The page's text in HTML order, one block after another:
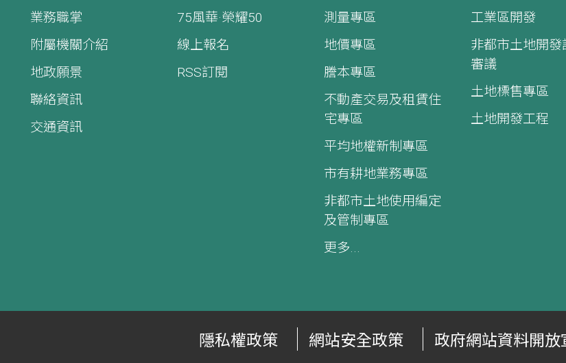
業務職掌
附屬機關介紹
地政願景
聯絡資訊
交通資訊
75風華·榮耀50
線上報名
RSS訂閱
測量專區
地價專區
謄本專區
不動產交易及租賃住
宅專區
平均地權新制專區
市有耕地業務專區
非都市土地使用編定
及管制專區
更多...
工業區開發
非都市土地開發
審議
土地標售專區
土地開發工程
隱私權政策 網站安全政策 政府網站資料開放